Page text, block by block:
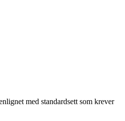
med standardsett som krever